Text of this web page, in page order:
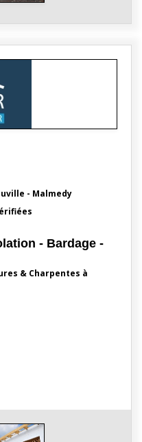
- Malmedy
- Bardage -
& Charpentes à